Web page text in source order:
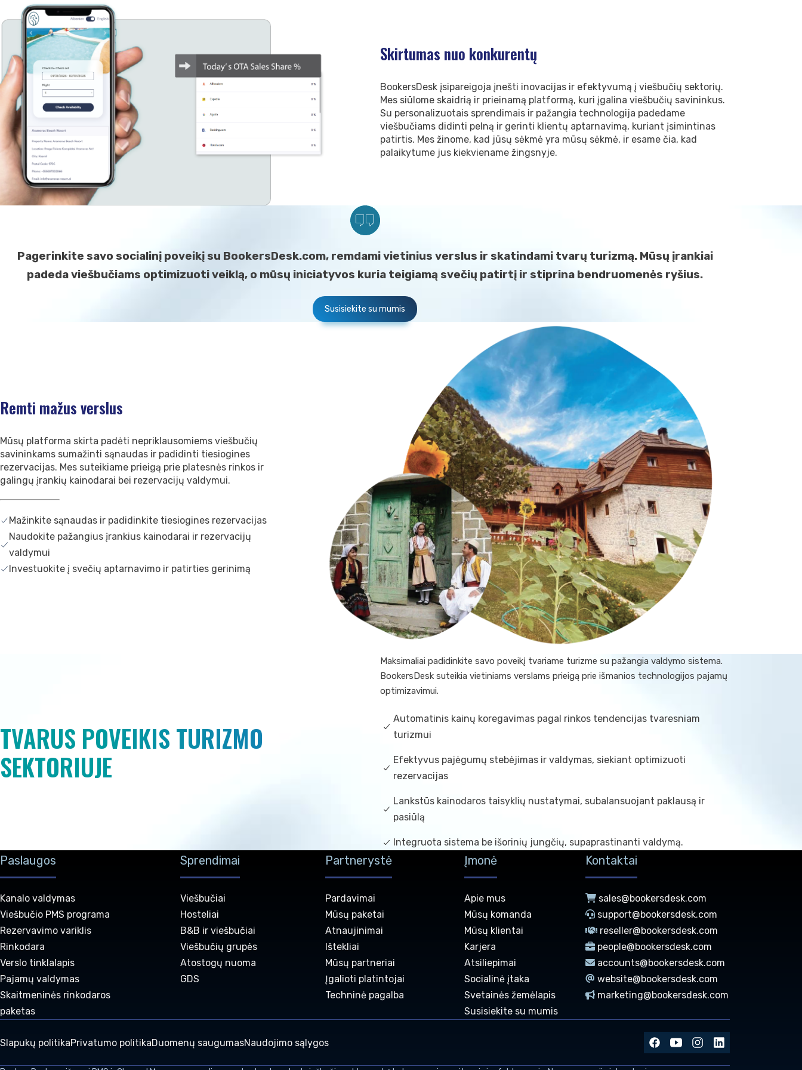
Skirtumas nuo konkurentų
BookersDesk įsipareigoja įnešti inovacijas ir efektyvumą į viešbučių sektorių.
Mes siūlome skaidrią ir prieinamą platformą, kuri įgalina viešbučių savininkus.
Su personalizuotais sprendimais ir pažangia technologija padedame
viešbučiams didinti pelną ir gerinti klientų aptarnavimą, kuriant įsimintinas
patirtis. Mes žinome, kad jūsų sėkmė yra mūsų sėkmė, ir esame čia, kad
palaikytume jus kiekviename žingsnyje.
Pagerinkite savo socialinį poveikį su BookersDesk.com, remdami vietinius verslus ir skatindami tvarų turizmą. Mūsų įrankiai
padeda viešbučiams optimizuoti veiklą, o mūsų iniciatyvos kuria teigiamą svečių patirtį ir stiprina bendruomenės ryšius.
Susisiekite su mumis
Remti mažus verslus
Mūsų platforma skirta padėti nepriklausomiems viešbučių
savininkams sumažinti sąnaudas ir padidinti tiesiogines
rezervacijas. Mes suteikiame prieigą prie platesnės rinkos ir
galingų įrankių kainodarai bei rezervacijų valdymui.
Mažinkite sąnaudas ir padidinkite tiesiogines rezervacijas
Naudokite pažangius įrankius kainodarai ir rezervacijų
valdymui
Investuokite į svečių aptarnavimo ir patirties gerinimą
TVARUS POVEIKIS TURIZMO
SEKTORIUJE
Maksimaliai padidinkite savo poveikį tvariame turizme su pažangia valdymo sistema.
BookersDesk suteikia vietiniams verslams prieigą prie išmanios technologijos pajamų
optimizavimui.
Automatinis kainų koregavimas pagal rinkos tendencijas tvaresniam
turizmui
Efektyvus pajėgumų stebėjimas ir valdymas, siekiant optimizuoti
rezervacijas
Lankstūs kainodaros taisyklių nustatymai, subalansuojant paklausą ir
pasiūlą
Integruota sistema be išorinių jungčių, supaprastinanti valdymą.
Paslaugos
Kanalo valdymas
Viešbučio PMS programa
Rezervavimo variklis
Rinkodara
Verslo tinklalapis
Pajamų valdymas
Skaitmeninės rinkodaros
paketas
Sprendimai
Viešbučiai
Hosteliai
B&B ir viešbučiai
Viešbučių grupės
Atostogų nuoma
GDS
Partnerystė
Pardavimai
Mūsų paketai
Atnaujinimai
Ištekliai
Mūsų partneriai
Įgalioti platintojai
Techninė pagalba
Įmonė
Apie mus
Mūsų komanda
Mūsų klientai
Karjera
Atsiliepimai
Socialinė įtaka
Svetainės žemėlapis
Susisiekite su mumis
Kontaktai
sales@bookersdesk.com
support@bookersdesk.com
reseller@bookersdesk.com
people@bookersdesk.com
accounts@bookersdesk.com
website@bookersdesk.com
marketing@bookersdesk.com
Slapukų politikaPrivatumo politikaDuomenų saugumasNaudojimo sąlygos